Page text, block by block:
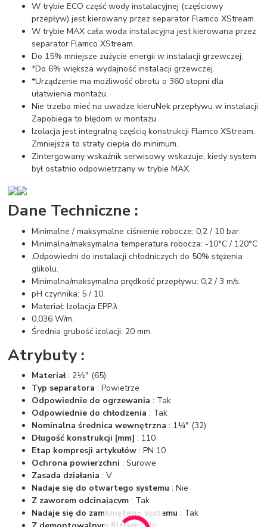
W trybie ECO część wody instalacyjnej (częściowy
przepływ) jest kierowany przez separator Flamco XStream.
W trybie MAX cała woda instalacyjna jest kierowana przez
separator Flamco XStream.
Do 15% mniejsze zużycie energii w instalacji grzewczej.
*Do 6% większa wydajność instalacji grzewczej.
*Urządzenie ma możliwość obrotu o 360 stopni dla
ułatwienia montażu.
Nie trzeba mieć na uwadze kieruNek przepływu w instalacji
Zapobiega to błędom w montażu.
Izolacja jest integralną częścią konstrukcji Flamco XStream.
Zmniejsza to straty ciepła do minimum.
Zintergowany wskaźnik serwisowy wskazuje, kiedy system
był ostatnio odpowietrzany w trybie MAX.
Dane Techniczne :
Minimalne / maksymalne ciśnienie robocze: 0,2 / 10 bar.
Minimalna/maksymalna temperatura robocza: -10°C / 120°C
.Odpowiedni do instalacji chłodniczych do 50% stężenia
glikolu.
Minimalna/maksymalna prędkość przepływu: 0,2 / 3 m/s.
pH czynnika: 5 / 10.
Materiał: Izolacja EPP.λ
0,036 W/m.
Średnia grubość izolacji: 20 mm.
Atrybuty :
Materiał: 2½" (65)
Typ separatora : Powietrze
Odpowiednie do ogrzewania : Tak
Odpowiednie do chłodzenia : Tak
Nominalna średnica wewnętrzna : 1¼" (32)
Długość konstrukcji [mm] : 110
Etap kompresji artykułów : PN 10
Ochrona powierzchni : Surowe
Zasada działania : V
Nadaje się do otwartego systemu : Nie
Z zaworem odcinającym : Tak
Nadaje się do zamkniętego systemu : Tak